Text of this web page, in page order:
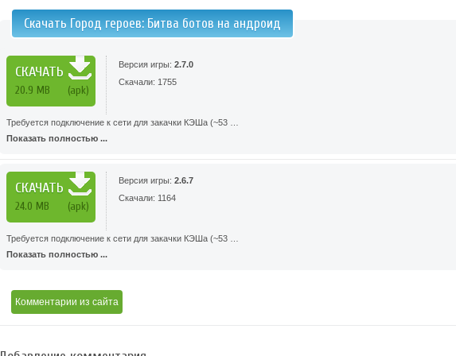
Скачать Город героев: Битва ботов на андроид
СКАЧАТЬ
20.9 MB (apk)
Версия игры: 2.7.0
Скачали: 1755
Требуется подключение к сети для закачки КЭШа (~53 …
Показать полностью ...
СКАЧАТЬ
24.0 MB (apk)
Версия игры: 2.6.7
Скачали: 1164
Требуется подключение к сети для закачки КЭШа (~53 …
Показать полностью ...
Комментарии из сайта